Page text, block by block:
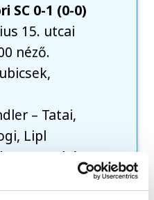
SC 0-1 (0-0)
15. utcai
néző.
– Tatai,
Lipl
Juhász,
Thiago,